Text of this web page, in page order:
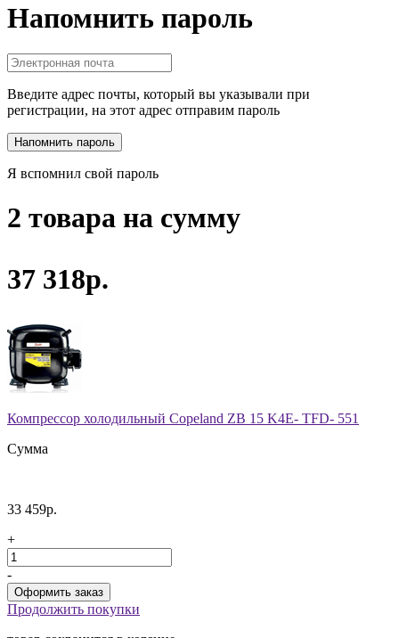
Напомнить пароль
Введите адрес почты, который вы указывали при
регистрации, на этот адрес отправим пароль
Я вспомнил свой пароль
2 товара на сумму
37 318р.
Компрессор холодильный Copeland ZB 15 K4E- TFD- 551
Сумма
33 459р.
+
-
Продолжить покупки